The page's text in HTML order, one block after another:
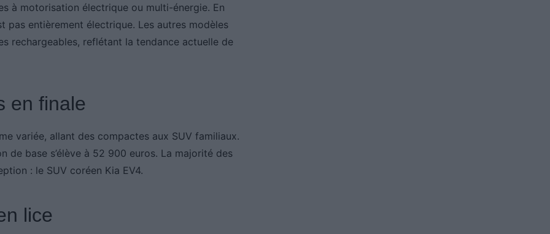
à motorisation électrique ou multi-énergie. En
pas entièrement électrique. Les autres modèles
rechargeables, reflétant la tendance actuelle de
en finale
variée, allant des compactes aux SUV familiaux.
de base s’élève à 52 900 euros. La majorité des
: le SUV coréen Kia EV4.
lice